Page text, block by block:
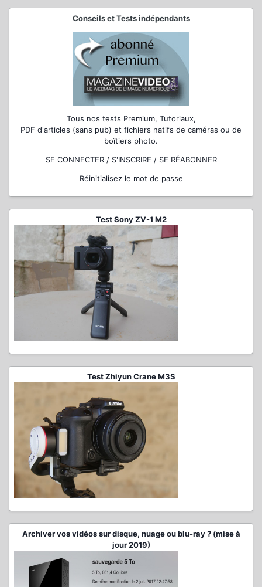
Conseils et Tests indépendants
Tous nos tests Premium, Tutoriaux,
PDF d'articles (sans pub) et fichiers natifs de caméras ou de
boîtiers photo.
SE CONNECTER / S'INSCRIRE / SE RÉABONNER
Réinitialisez le mot de passe
Test Sony ZV-1 M2
Test Zhiyun Crane M3S
Archiver vos vidéos sur disque, nuage ou blu-ray ? (mise à
jour 2019)